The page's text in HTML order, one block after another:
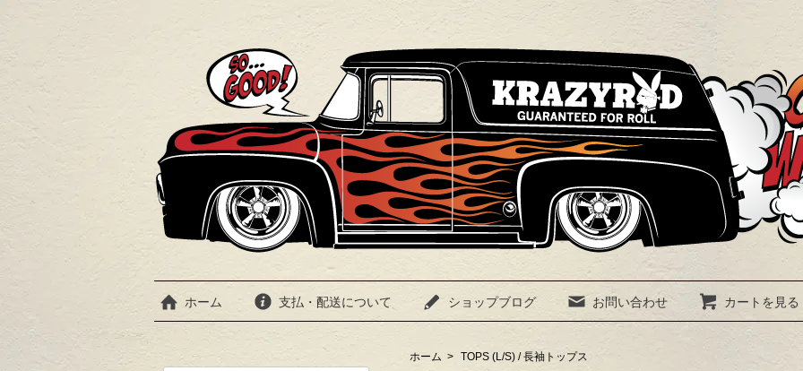
ホーム 支払・配送について ショップブログ お問い合わせ カートを見る
ホーム > TOPS (L/S) / 長袖トップス